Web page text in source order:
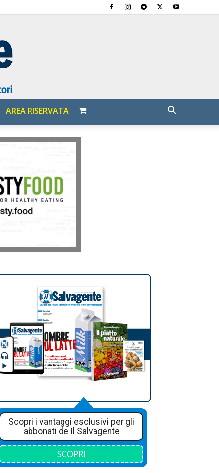
AREA RISERVATA
Scopri i vantaggi esclusivi per gli
abbonati de Il Salvagente
SCOPRI